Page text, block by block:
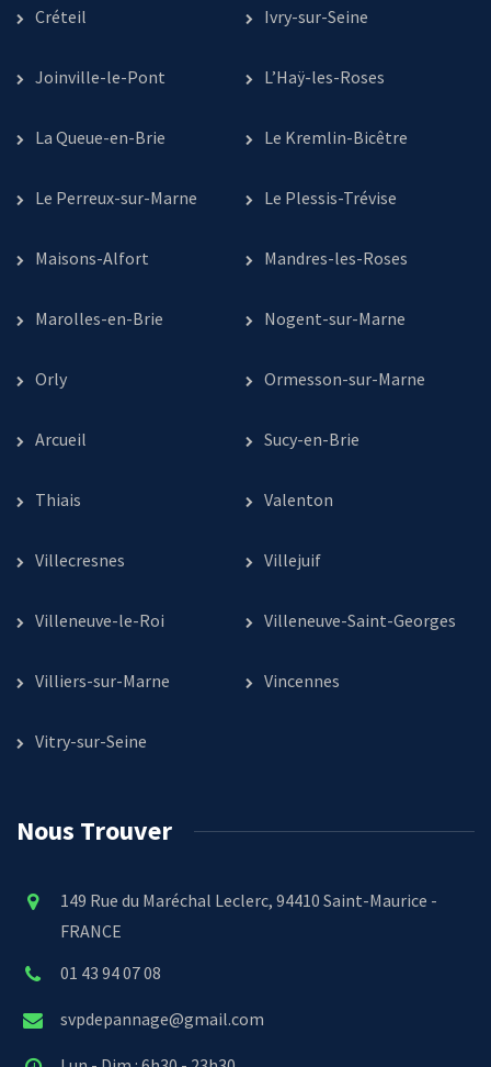
Créteil Ivry-sur-Seine
Joinville-le-Pont L’Haÿ-les-Roses
La Queue-en-Brie Le Kremlin-Bicêtre
Le Perreux-sur-Marne Le Plessis-Trévise
Maisons-Alfort Mandres-les-Roses
Marolles-en-Brie Nogent-sur-Marne
Orly Ormesson-sur-Marne
Arcueil Sucy-en-Brie
Thiais Valenton
Villecresnes Villejuif
Villeneuve-le-Roi Villeneuve-Saint-Georges
Villiers-sur-Marne Vincennes
Vitry-sur-Seine
Nous Trouver
149 Rue du Maréchal Leclerc, 94410 Saint-Maurice -
FRANCE
01 43 94 07 08
svpdepannage@gmail.com